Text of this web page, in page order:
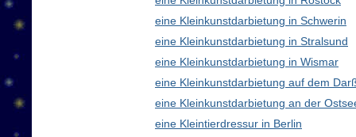
eine Kleinkunstdarbietung in Schwerin
eine Kleinkunstdarbietung in Stralsund
eine Kleinkunstdarbietung in Wismar
eine Kleinkunstdarbietung auf dem
eine Kleinkunstdarbietung an der
eine Kleintierdressur in Berlin